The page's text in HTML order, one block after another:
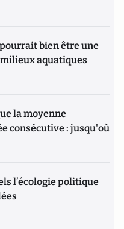
pourrait bien être une
aquatiques
la moyenne
consécutive : jusqu'où
l’écologie politique